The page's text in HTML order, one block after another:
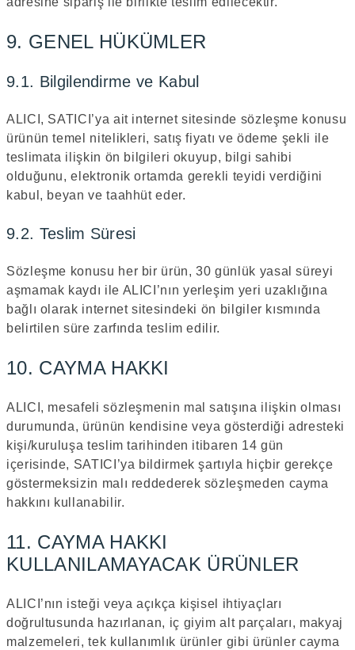
9. GENEL HÜKÜMLER
9.1. Bilgilendirme ve Kabul
ALICI, SATICI’ya ait internet sitesinde sözleşme konusu
ürünün temel nitelikleri, satış fiyatı ve ödeme şekli ile
teslimata ilişkin ön bilgileri okuyup, bilgi sahibi
olduğunu, elektronik ortamda gerekli teyidi verdiğini
kabul, beyan ve taahhüt eder.
9.2. Teslim Süresi
Sözleşme konusu her bir ürün, 30 günlük yasal süreyi
aşmamak kaydı ile ALICI’nın yerleşim yeri uzaklığına
bağlı olarak internet sitesindeki ön bilgiler kısmında
belirtilen süre zarfında teslim edilir.
10. CAYMA HAKKI
ALICI, mesafeli sözleşmenin mal satışına ilişkin olması
durumunda, ürünün kendisine veya gösterdiği adresteki
kişi/kuruluşa teslim tarihinden itibaren 14 gün
içerisinde, SATICI’ya bildirmek şartıyla hiçbir gerekçe
göstermeksizin malı reddederek sözleşmeden cayma
hakkını kullanabilir.
11. CAYMA HAKKI
KULLANILAMAYACAK ÜRÜNLER
ALICI’nın isteği veya açıkça kişisel ihtiyaçları
doğrultusunda hazırlanan, iç giyim alt parçaları, makyaj
malzemeleri, tek kullanımlık ürünler gibi ürünler cayma